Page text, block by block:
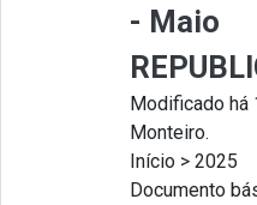
- Maio
Modificado há
Monteiro.
Início > 2025
Documento